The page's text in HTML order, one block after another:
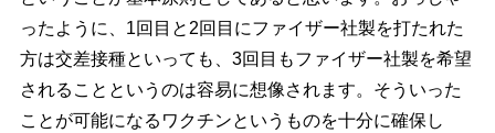
ったように、1回目と2回目にファイザー社製を打たれた
方は交差接種といっても、3回目もファイザー社製を希望
されることというのは容易に想像されます。そういった
ことが可能になるワクチンというものを十分に確保し